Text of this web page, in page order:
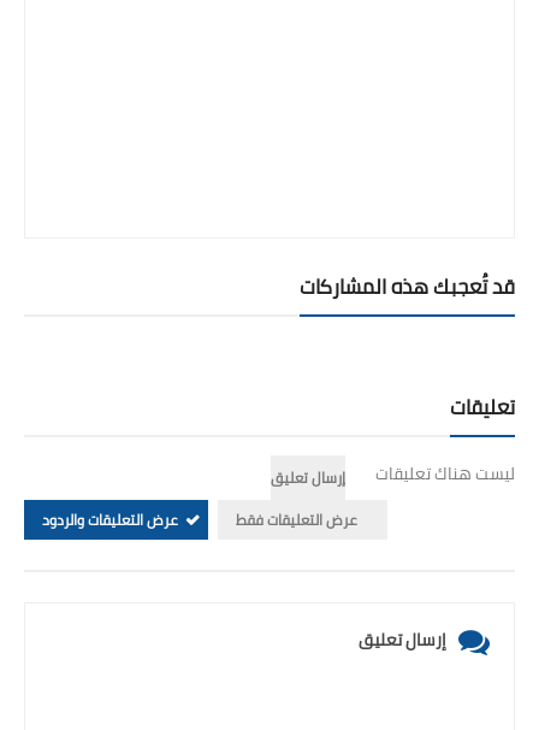
قد تُعجبك هذه المشاركات
تعليقات
ليست هناك تعليقات
إرسال تعليق
عرض التعليقات فقط
عرض التعليقات والردود
إرسال تعليق